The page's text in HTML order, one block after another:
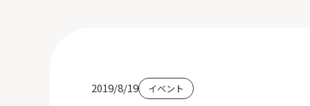
2019/8/19 イベント